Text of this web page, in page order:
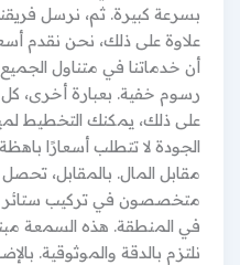
بسرعة كبيرة. ثم، نرسل
علاوة على ذلك، نحن نقدم
أن خدماتنا في متناول الجميع.
رسوم خفية. بعبارة أخرى، كل
على ذلك، يمكنك التخطيط
الجودة لا تتطلب أسعارًا
مقابل المال. بالمقابل، تحصل
متخصصون في تركيب ستائر
في المنطقة. هذه السمعة
نلتزم بالدقة والموثوقية.